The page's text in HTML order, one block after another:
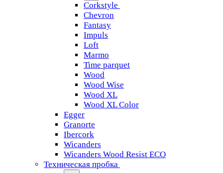
Corkstyle
Chevron
Fantasy
Impuls
Loft
Marmo
Time parquet
Wood
Wood Wise
Wood XL
Wood XL Color
Egger
Granorte
Ibercork
Wicanders
Wicanders Wood Resist ECO
Техническая пробка